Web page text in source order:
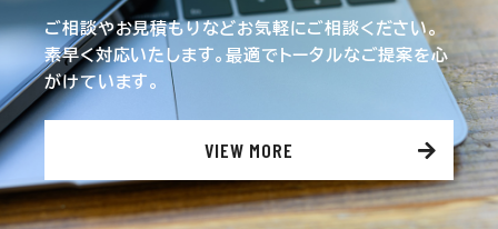
ご相談やお見積もりなどお気軽にご相談ください。
素早く対応いたします。最適でトータルなご提案を心
がけています。
VIEW MORE